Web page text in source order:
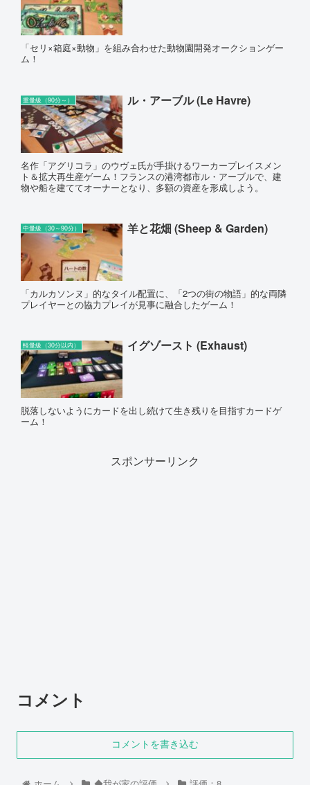
「セリ×箱庭×動物」を組み合わせた動物園開発オークションゲー
ム！
重量級（90分～） ル・アーブル (Le Havre)
名作「アグリコラ」のウヴェ氏が手掛けるワーカープレイスメン
ト＆拡大再生産ゲーム！フランスの港湾都市ル・アーブルで、建
物や船を建ててオーナーとなり、多額の資産を形成しよう。
中量級（30～90分） 羊と花畑 (Sheep & Garden)
「カルカソンヌ」的なタイル配置に、「2つの街の物語」的な両隣
プレイヤーとの協力プレイが見事に融合したゲーム！
軽量級（30分以内） イグゾースト (Exhaust)
脱落しないようにカードを出し続けて生き残りを目指すカードゲ
ーム！
スポンサーリンク
コメント
コメントを書き込む